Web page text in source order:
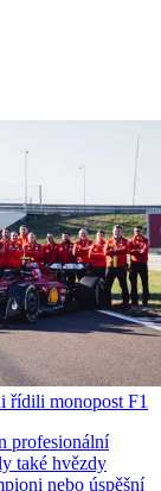
řídili monopost F1
profesionální
také hvězdy
nebo úspěšní